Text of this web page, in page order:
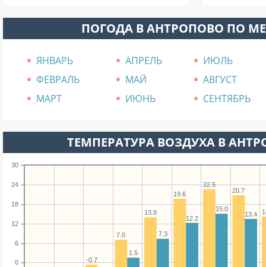
ПОГОДА В АНТРОПОВО ПО
ЯНВАРЬ АПРЕЛЬ
ИЮЛЬ
ФЕВРАЛЬ
МАЙ
АВГУСТ
МАРТ
ИЮНЬ СЕНТЯБРЬ
ТЕМПЕРАТУРА ВОЗДУХА В
0
6
12
18
24
30
20.7
22.5
19.6
13.9
7.0
-0.7
13.4
15.0
12.2
7.3
1.5